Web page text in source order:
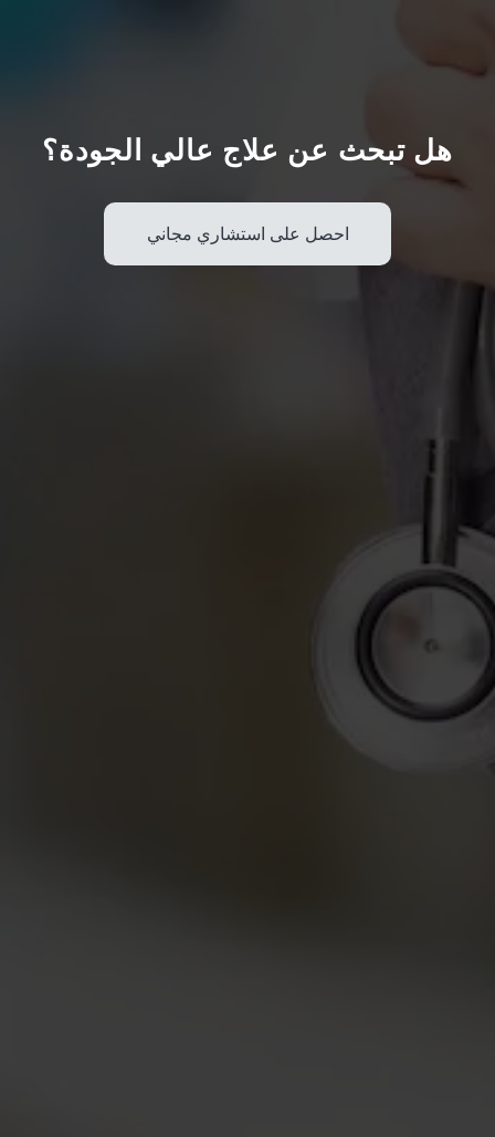
هل تبحث عن علاج عالي الجودة؟
احصل على استشاري مجاني